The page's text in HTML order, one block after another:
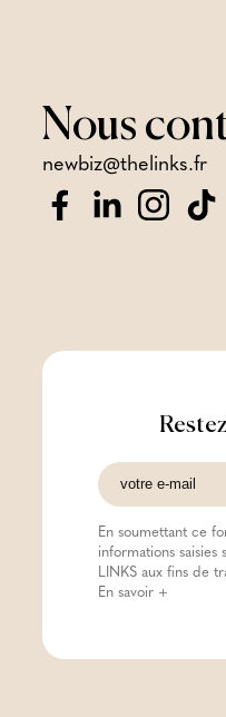
Nous
newbiz@thelinks.fr
En soumettant ce
informations saisies
LINKS aux fins de
En savoir +